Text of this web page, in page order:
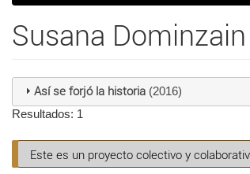
Susana Dominzain
Así se forjó la historia(2016)
Resultados: 1
Este es un proyecto colectivo y